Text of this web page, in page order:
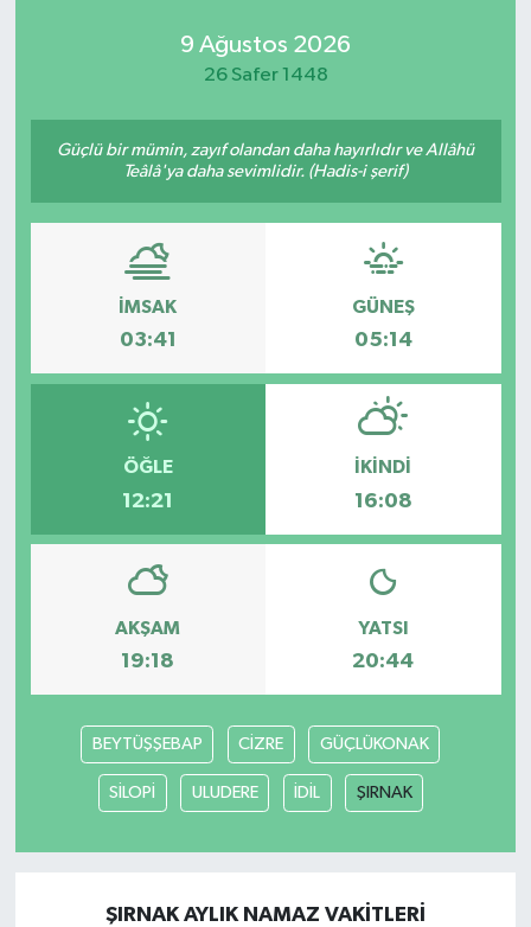
9 Ağustos 2026
26 Safer 1448
Güçlü bir mümin, zayıf olandan daha hayırlıdır ve Allâhü
Teâlâ'ya daha sevimlidir. (Hadis-i şerif)
İMSAK
03:41
GÜNEŞ
05:14
ÖĞLE
12:21
İKINDI
16:08
AKŞAM
19:18
YATSI
20:44
BEYTÜŞŞEBAP CİZRE GÜÇLÜKONAK
SİLOPİ ULUDERE İDİL ŞIRNAK
ŞIRNAK AYLIK NAMAZ VAKITLERI